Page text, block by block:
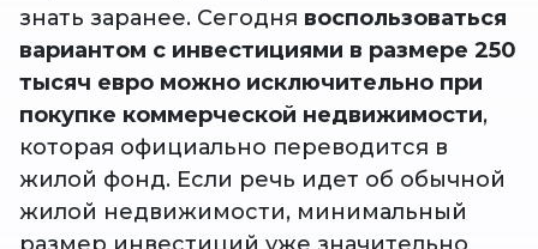
знать заранее. Сегодня воспользоваться
вариантом с инвестициями в размере 250
тысяч евро можно исключительно при
покупке коммерческой недвижимости,
которая официально переводится в
жилой фонд. Если речь идет об обычной
жилой недвижимости, минимальный